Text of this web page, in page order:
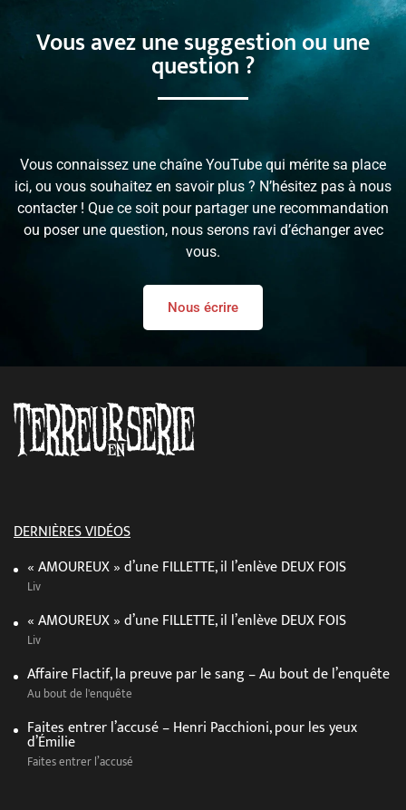
Vous avez une suggestion ou une
question ?
Vous connaissez une chaîne YouTube qui mérite sa place
ici, ou vous souhaitez en savoir plus ? N’hésitez pas à nous
contacter ! Que ce soit pour partager une recommandation
ou poser une question, nous serons ravi d’échanger avec
vous.
Nous écrire
DERNIÈRES VIDÉOS
« AMOUREUX » d’une FILLETTE, il l’enlève DEUX FOIS
Liv
« AMOUREUX » d’une FILLETTE, il l’enlève DEUX FOIS
Liv
Affaire Flactif, la preuve par le sang – Au bout de l’enquête
Au bout de l'enquête
Faites entrer l’accusé – Henri Pacchioni, pour les yeux
d’Émilie
Faites entrer l’accusé